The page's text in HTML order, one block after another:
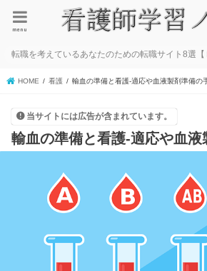
menu
転職を考えているあなたのための転職サイト8選【
HOME 看護 輸血の準備と看護‐適応や血液製剤準備の
当サイトには広告が含まれています。
輸血の準備と看護‐適応や血